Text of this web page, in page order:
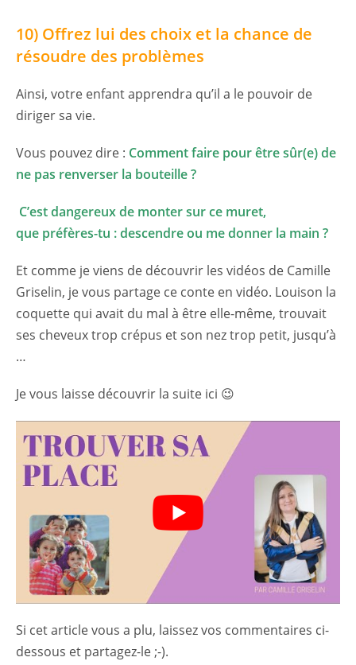
10) Offrez lui des choix et la chance de
résoudre des problèmes
Ainsi, votre enfant apprendra qu’il a le pouvoir de
diriger sa vie.
Vous pouvez dire : Comment faire pour être sûr(e) de
ne pas renverser la bouteille ?
C’est dangereux de monter sur ce muret,
que préfères-tu : descendre ou me donner la main ?
Et comme je viens de découvrir les vidéos de Camille
Griselin, je vous partage ce conte en vidéo. Louison la
coquette qui avait du mal à être elle-même, trouvait
ses cheveux trop crépus et son nez trop petit, jusqu’à
…
Je vous laisse découvrir la suite ici 😉
Si cet article vous a plu, laissez vos commentaires ci-
dessous et partagez-le ;-).